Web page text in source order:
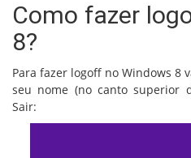
Como fazer
8?
Para fazer logoff no Windows 8
seu nome (no canto superior
Sair: